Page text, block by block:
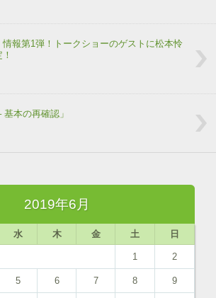
報第1弾！トークショーのゲストに松本怜
基本の再確認」
2019年6月
水 木 金 土 日
1 2
5 6 7 8 9